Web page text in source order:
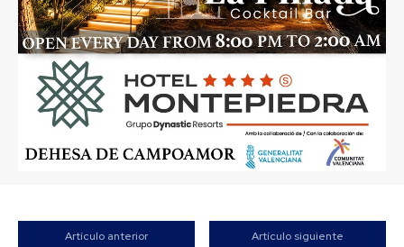
Artículo anterior Artículo siguiente